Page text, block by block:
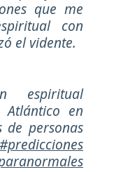
que me
con
el vidente.
espiritual
en
de personas
#predicciones